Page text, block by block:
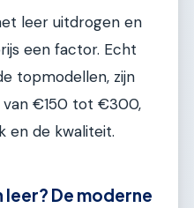
leer uitdrogen en
een factor. Echt
topmodellen, zijn
van €150 tot €300,
en de kwaliteit.
De moderne